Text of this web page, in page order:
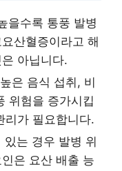
을수록 통풍 발병
산혈증이라고 해
아닙니다.
은 음식 섭취, 비
위험을 증가시킵
리가 필요합니다.
는 경우 발병 위
은 요산 배출 능